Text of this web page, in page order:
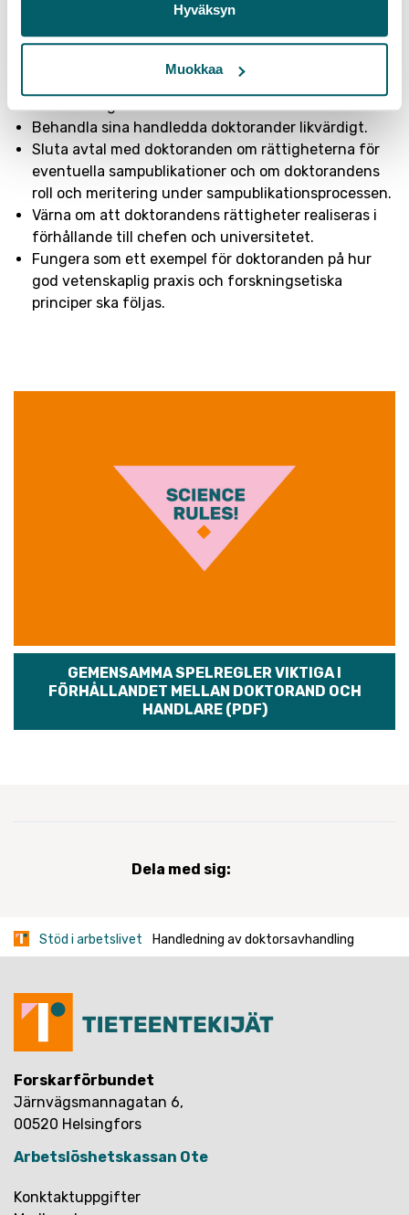
Hyväksyn
Muokkaa
Reservera tillräckligt med tid för handledningen av
doktorsavhandlingen.
Erbjuda doktoranden konstruktiv feedback, stöd och
finansieringen av arbetet.
Behandla sina handledda doktorander likvärdigt.
Sluta avtal med doktoranden om rättigheterna för
eventuella sampublikationer och om doktorandens
roll och meritering under sampublikationsprocessen.
Värna om att doktorandens rättigheter realiseras i
förhållande till chefen och universitetet.
Fungera som ett exempel för doktoranden på hur
god vetenskaplig praxis och forskningsetiska
principer ska följas.
GEMENSAMMA SPELREGLER VIKTIGA I
FÖRHÅLLANDET MELLAN DOKTORAND OCH
HANDLARE (PDF)
Dela med sig:
Stöd i arbetslivet Handledning av doktorsavhandling
Forskarförbundet
Järnvägsmannagatan 6,
00520 Helsingfors
Arbetslöshetskassan Ote
Konktaktuppgifter